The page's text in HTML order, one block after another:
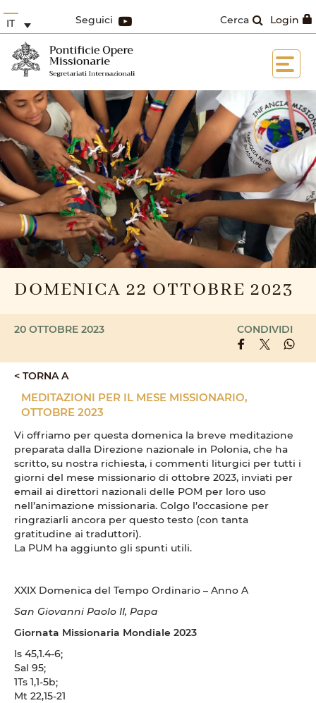
Login
Cerca
Seguici
IT
DOMENICA 22 OTTOBRE 2023
20 OTTOBRE 2023 CONDIVIDI
< TORNA A
MEDITAZIONI PER IL MESE MISSIONARIO,
OTTOBRE 2023
Vi offriamo per questa domenica la breve meditazione
preparata dalla Direzione nazionale in Polonia, che ha
scritto, su nostra richiesta, i commenti liturgici per tutti i
giorni del mese missionario di ottobre 2023, inviati per
email ai direttori nazionali delle POM per loro uso
nell’animazione missionaria. Colgo l’occasione per
ringraziarli ancora per questo testo (con tanta
gratitudine ai traduttori).
La PUM ha aggiunto gli spunti utili.
XXIX Domenica del Tempo Ordinario – Anno A
San Giovanni Paolo II, Papa
Giornata Missionaria Mondiale 2023
Is 45,1.4-6;
Sal 95;
1Ts 1,1-5b;
Mt 22,15-21